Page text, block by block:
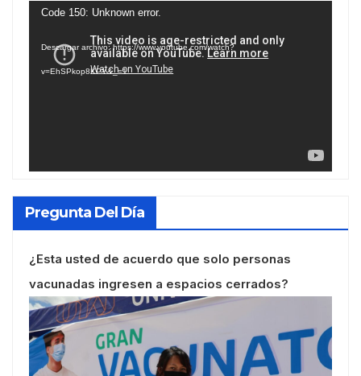
Reproductor
vídeo
Code 150: Unknown error.
Descargar archivo: https://www.youtube.com/watch?
v=EhSPkop8KPY&_=1
Pregunta Del Día
¿Esta usted de acuerdo que solo personas
vacunadas ingresen a espacios cerrados?